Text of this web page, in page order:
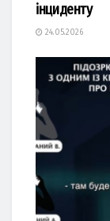
інциденту
24.05.2026